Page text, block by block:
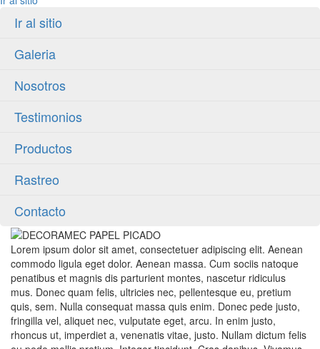
Ir al sitio
Galeria
Nosotros
Testimonios
Productos
Rastreo
Contacto
Lorem ipsum dolor sit amet, consectetuer adipiscing elit. Aenean
commodo ligula eget dolor. Aenean massa. Cum sociis natoque
penatibus et magnis dis parturient montes, nascetur ridiculus
mus. Donec quam felis, ultricies nec, pellentesque eu, pretium
quis, sem. Nulla consequat massa quis enim. Donec pede justo,
fringilla vel, aliquet nec, vulputate eget, arcu. In enim justo,
rhoncus ut, imperdiet a, venenatis vitae, justo. Nullam dictum felis